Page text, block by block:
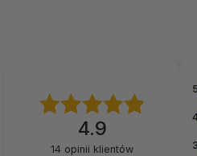
drewniana pętla
drewniana piramidka
drewniana plansza do
w różnych kształtach
4.9
14 opinii klientów